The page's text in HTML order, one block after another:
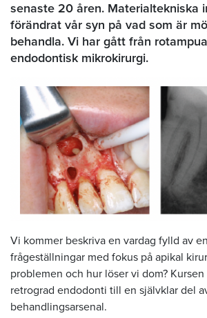
senaste 20 åren. Materialtekniska
förändrat vår syn på vad som är
behandla. Vi har gått från
endodontisk mikrokirurgi.
Vi kommer beskriva en vardag fylld av
frågeställningar med fokus på apikal
problemen och hur löser vi dom?
retrograd endodonti till en självklar del
behandlingsarsenal.